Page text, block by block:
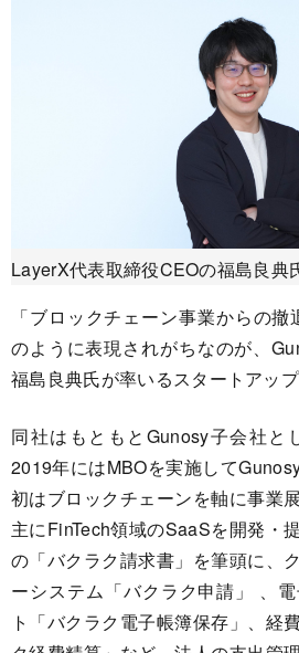
LayerX代表取締役CEOの福島良典
「ブロックチェーン事業からの
のように表現されがちなのが、
福島良典氏が率いるスタートアップ
同社はもともとGunosy子会社と
2019年にはMBOを実施して
初はブロックチェーンを軸に事業
主にFinTech領域のSaaSを開発・
の「バクラク請求書」を筆頭に、
ーシステム「バクラク申請」 、
ト「バクラク電子帳簿保存」、経